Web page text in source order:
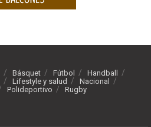
Básquet Fútbol
Handball
Lifestyle y salud
Nacional
Polideportivo Rugby